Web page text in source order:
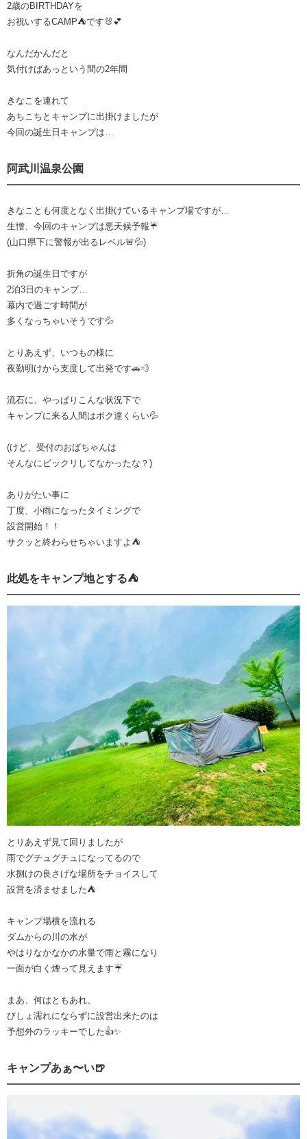
2歳のBIRTHDAYを
お祝いするCAMP⛺️です🐰💕
なんだかんだと
気付けばあっという間の2年間
きなこを連れて
あちこちとキャンプに出掛けましたが
今回の誕生日キャンプは…
阿武川温泉公園
きなことも何度となく出掛けているキャンプ場ですが…
生憎、今回のキャンプは悪天候予報☔️
(山口県下に警報が出るレベル🚨💦)
折角の誕生日ですが
2泊3日のキャンプ…
幕内で過ごす時間が
多くなっちゃいそうです💦
とりあえず、いつもの様に
夜勤明けから支度して出発です🚗💨
流石に、やっぱりこんな状況下で
キャンプに来る人間はボク達くらい💦
(けど、受付のおばちゃんは
そんなにビックリしてなかったな？)
ありがたい事に
丁度、小雨になったタイミングで
設営開始！！
サクッと終わらせちゃいますよ⛺️
此処をキャンプ地とする⛺️
とりあえず見て回りましたが
雨でグチュグチュになってるので
水捌けの良さげな場所をチョイスして
設営を済ませました⛺️
キャンプ場横を流れる
ダムからの川の水が
やはりなかなかの水量で雨と霧になり
一面が白く煙って見えます☔️
まあ、何はともあれ、
びしょ濡れにならずに設営出来たのは
予想外のラッキーでした👍✨
キャンプあぁ〜い🍺